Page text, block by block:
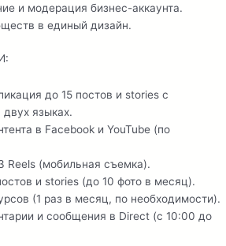
и модерация бизнес-аккаунта.
в единый дизайн.
до 15 постов и stories с
двух языках.
в Facebook и YouTube (по
Reels (мобильная съемка).
и stories (до 10 фото в месяц).
(1 раз в месяц, по необходимости).
и сообщения в Direct (с 10:00 до